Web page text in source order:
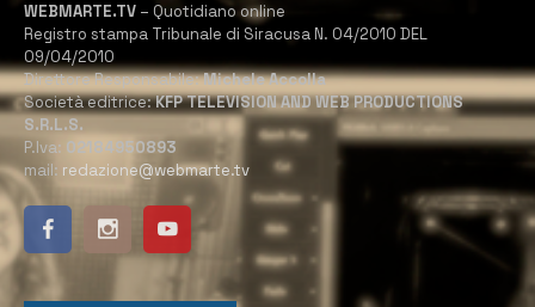
WEBMARTE.TV – Quotidiano online
Registro stampa Tribunale di Siracusa N. 04/2010 DEL
09/04/2010
Direttore Responsabile:Michele Accolla
Società editrice:KFP TELEVISION AND WEB PRODUCTIONS
S.R.L.S.
P.Iva: 02184950893
mail: redazione@webmarte.tv